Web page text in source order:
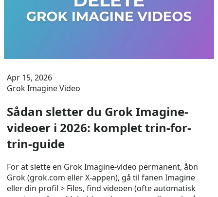
Apr 15, 2026
Grok Imagine Video
Sådan sletter du Grok Imagine-
videoer i 2026: komplet trin-for-
trin-guide
For at slette en Grok Imagine-video permanent, åbn
Grok (grok.com eller X-appen), gå til fanen Imagine
eller din profil > Files, find videoen (ofte automatisk